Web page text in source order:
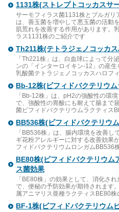
1131株(ストレプトコッカス
サーモフィラス菌1131株とブルガ
は、善玉菌を増やして悪玉菌の活動
肌荒れを改善する作用があります。
ラス1131株のご紹介です
Th211株(テトラジェノコッカ
「Th221株」は、白血球によって分
ンの「インターロイキン-12」の産生
乳酸菌テトラジェノコッカスハロフ
Bb-12株(ビフィドバクテリウ
「Bb-12株」は、pH2の強酸性の環
で、強酸性の胃酸にも耐えて腸まで
菌ビフィドバクテリウムラクティス
BB536株(ビフィドバクテリウ
「BB536株」は、腸内環境を改善
ギ花粉アレルギーに対する改善効果
フィドバクテリウムロンガムBB536
BE80株(ビフィドバクテリウム
ス菌効果
「BE80株」の効果として、消化さ
で、便秘の予防効果が期待されます
属アニマリス亜種ラクティスBE80株
BF-1株(ビフィドバクテリウム